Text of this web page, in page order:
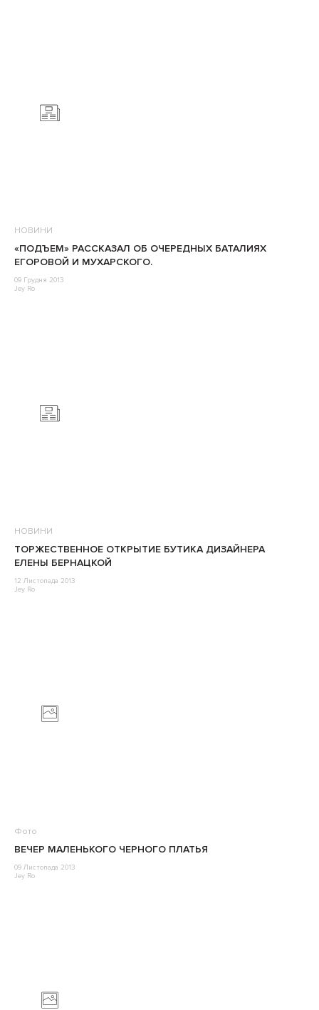
НОВИНИ
«ПОДЪЕМ» РАССКАЗАЛ ОБ ОЧЕРЕДНЫХ БАТАЛИЯХ
ЕГОРОВОЙ И МУХАРСКОГО.
09 Грудня 2013
Jey Ro
НОВИНИ
ТОРЖЕСТВЕННОЕ ОТКРЫТИЕ БУТИКА ДИЗАЙНЕРА
ЕЛЕНЫ БЕРНАЦКОЙ
12 Листопада 2013
Jey Ro
Фото
ВЕЧЕР МАЛЕНЬКОГО ЧЕРНОГО ПЛАТЬЯ
09 Листопада 2013
Jey Ro